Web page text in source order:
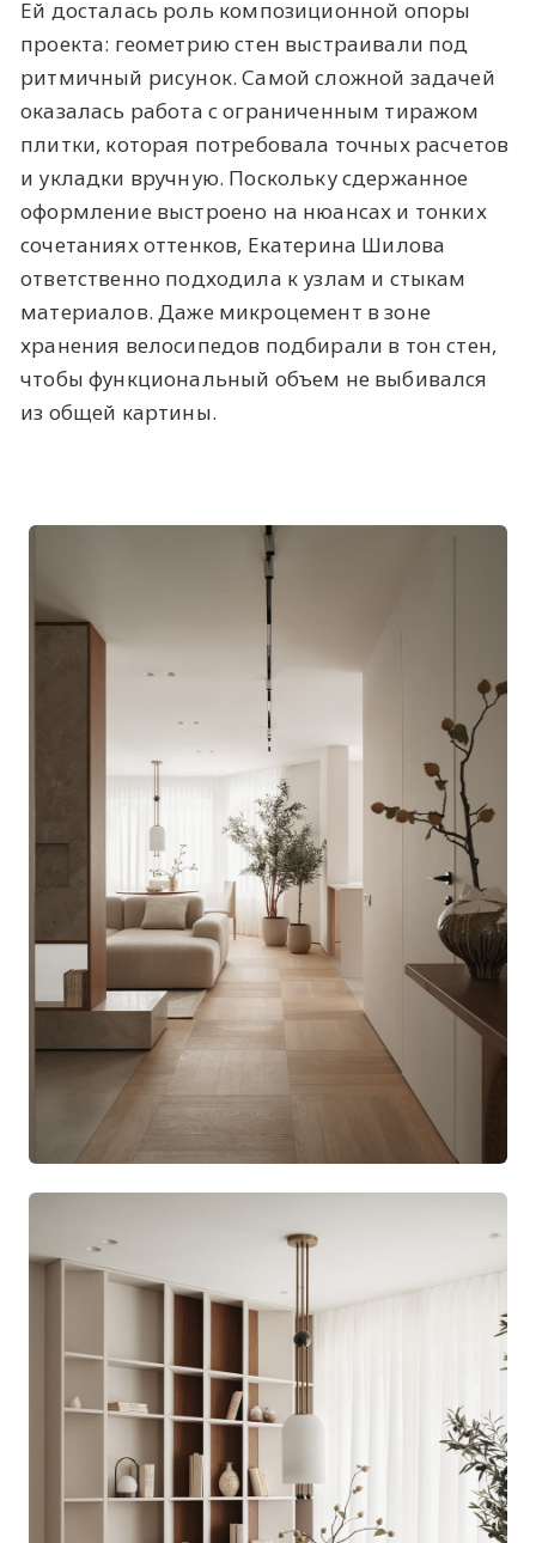
Ей досталась роль композиционной опоры
проекта: геометрию стен выстраивали под
ритмичный рисунок. Самой сложной задачей
оказалась работа с ограниченным тиражом
плитки, которая потребовала точных расчетов
и укладки вручную. Поскольку сдержанное
оформление выстроено на нюансах и тонких
сочетаниях оттенков, Екатерина Шилова
ответственно подходила к узлам и стыкам
материалов. Даже микроцемент в зоне
хранения велосипедов подбирали в тон стен,
чтобы функциональный объем не выбивался
из общей картины.